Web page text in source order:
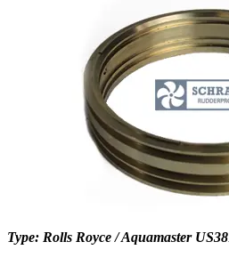
Type: Rolls Royce / Aquamaster